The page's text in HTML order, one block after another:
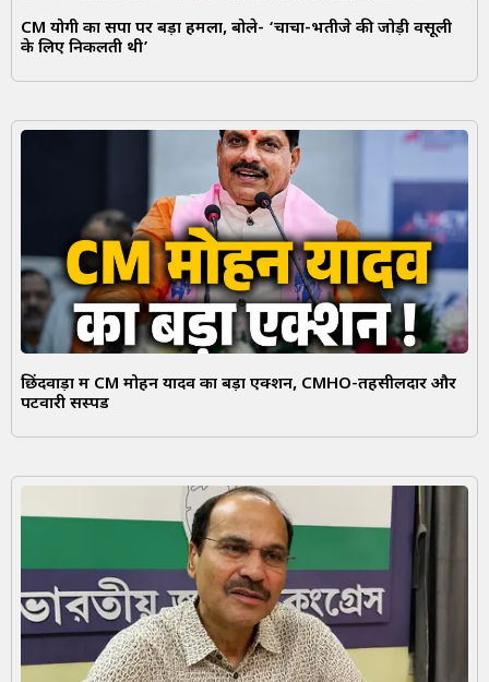
CM योगी का सपा पर बड़ा हमला, बोले- ‘चाचा-भतीजे की जोड़ी वसूली
के लिए निकलती थी’
छिंदवाड़ा में CM मोहन यादव का बड़ा एक्शन, CMHO-तहसीलदार और
पटवारी सस्पेंड